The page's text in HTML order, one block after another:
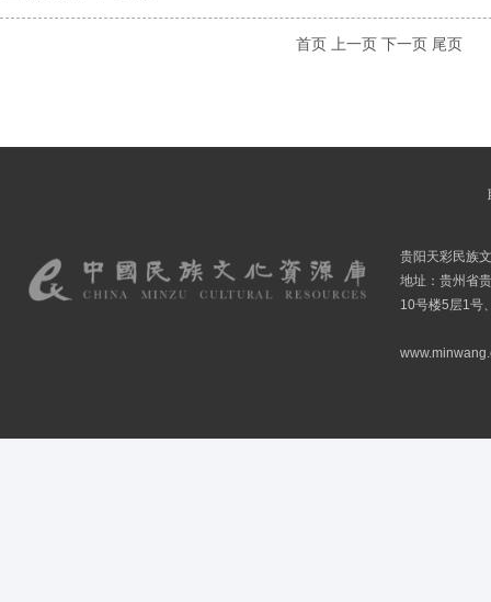
首页 上一页 下一页 尾页
贵阳天彩民族
地址：贵州省
10号楼5层1号